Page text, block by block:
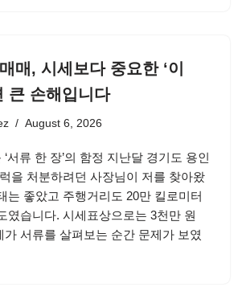
매, 시세보다 중요한 ‘이
큰 손해입니다
August 6, 2026
서류 한 장’의 함정 지난달 경기도 용인
을 처분하려던 사장님이 저를 찾아왔
는 좋았고 주행거리도 20만 킬로미터
였습니다. 시세표상으로는 3천만 원
가 서류를 살펴보는 순간 문제가 보였